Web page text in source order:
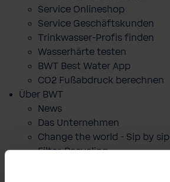
Service Onlineshop
Service Geschäftskunden
Trinkwasser-Profis finden
Wasserhärte testen
BWT Best Water App
CO2 Fußabdruck berechnen
Über BWT
News
Das Unternehmen
Change the world - Sip by sip
Filter-Recycling